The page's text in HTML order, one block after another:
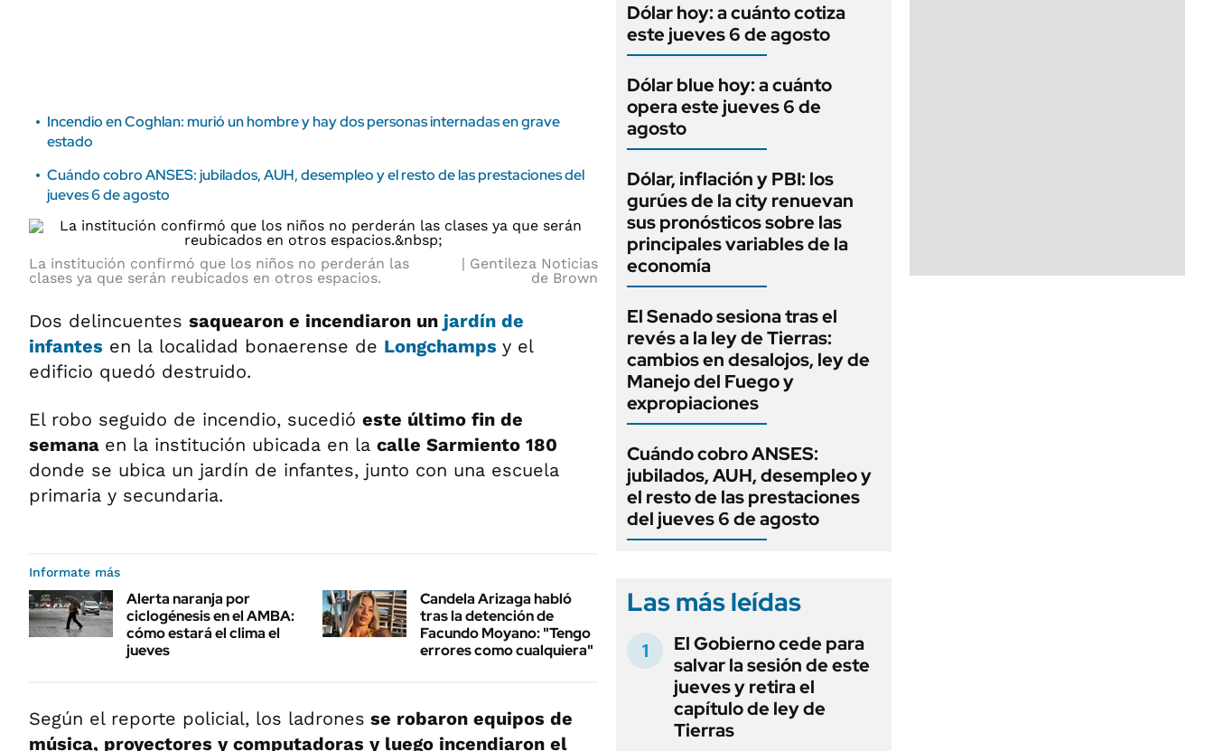
Incendio en Coghlan: murió un hombre y hay dos personas internadas en grave
estado
Cuándo cobro ANSES: jubilados, AUH, desempleo y el resto de las prestaciones del
jueves 6 de agosto
La institución confirmó que los niños no perderán las
clases ya que serán reubicados en otros espacios.
Gentileza Noticias
de Brown
Dos delincuentes saquearon e incendiaron un jardín de
infantes en la localidad bonaerense de Longchamps y el
edificio quedó destruido.
El robo seguido de incendio, sucedió este último fin de
semana en la institución ubicada en la calle Sarmiento 180
donde se ubica un jardín de infantes, junto con una escuela
primaria y secundaria.
Informate más
Alerta naranja por
ciclogénesis en el AMBA:
cómo estará el clima el
jueves
Candela Arizaga habló
tras la detención de
Facundo Moyano: "Tengo
errores como cualquiera"
Según el reporte policial, los ladrones se robaron equipos de
música, proyectores y computadoras y luego incendiaron el
Dólar hoy: a cuánto cotiza
este jueves 6 de agosto
Dólar blue hoy: a cuánto
opera este jueves 6 de
agosto
Dólar, inflación y PBI: los
gurúes de la city renuevan
sus pronósticos sobre las
principales variables de la
economía
El Senado sesiona tras el
revés a la ley de Tierras:
cambios en desalojos, ley de
Manejo del Fuego y
expropiaciones
Cuándo cobro ANSES:
jubilados, AUH, desempleo y
el resto de las prestaciones
del jueves 6 de agosto
Las más leídas
El Gobierno cede para
salvar la sesión de este
jueves y retira el
capítulo de ley de
Tierras